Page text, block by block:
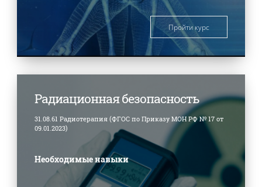
Пройти курс
Радиационная безопасность
31.08.61 Радиотерапия (ФГОС по Приказу МОН РФ № 17 от
09.01.2023)
Необходимые навыки